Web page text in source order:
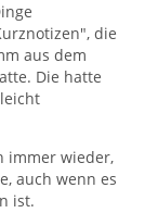
die
aus dem
Die hatte
immer wieder,
auch wenn es
ist.